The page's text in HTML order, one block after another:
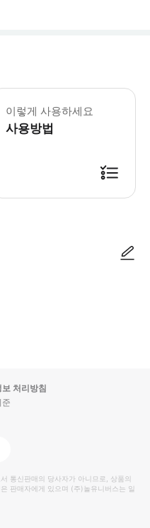
관일] 4/6(월), 4/7(화), 7/6(월), 7/
이렇게 사용하세요
사용방법
처리방침
준
통신판매의 당사자가 아니므로, 상품의
판매자에게 있으며 (주)놀유니버스는 일